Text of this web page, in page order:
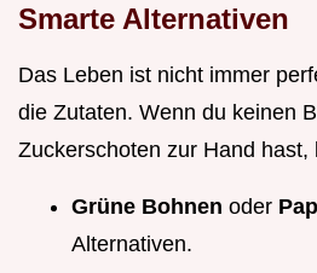
Smarte Alternativen
Das Leben ist nicht immer
die Zutaten. Wenn du keinen
Zuckerschoten zur Hand hast,
Grüne Bohnen oder
Alternativen.